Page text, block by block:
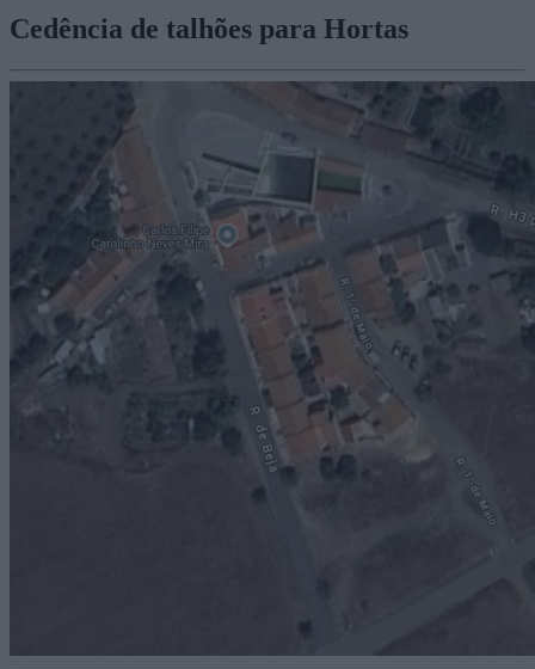
Cedência de talhões para Hortas